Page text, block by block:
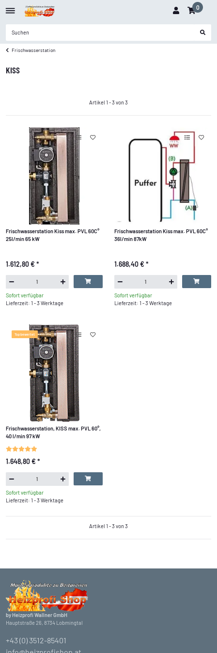
0
Frischwasserstation
KISS
Artikel 1 - 3 von 3
Frischwasserstation Kiss max. PVL 60C°
25l/min 65 kW
1.612,80 € *
Sofort verfügbar
Lieferzeit: 1 - 3 Werktage
Frischwasserstation Kiss max. PVL 60C°
36l/min 87kW
1.688,40 € *
Sofort verfügbar
Lieferzeit: 1 - 3 Werktage
Top bewertet
Frischwasserstation, KISS max. PVL 60°,
40 l/min 97 kW
1.648,80 € *
Sofort verfügbar
Lieferzeit: 1 - 3 Werktage
Artikel 1 - 3 von 3
by Heizprofi Wallner GmbH
Hauptstraße 26, 8734 Lobmingtal
+43 (0) 3512-85401